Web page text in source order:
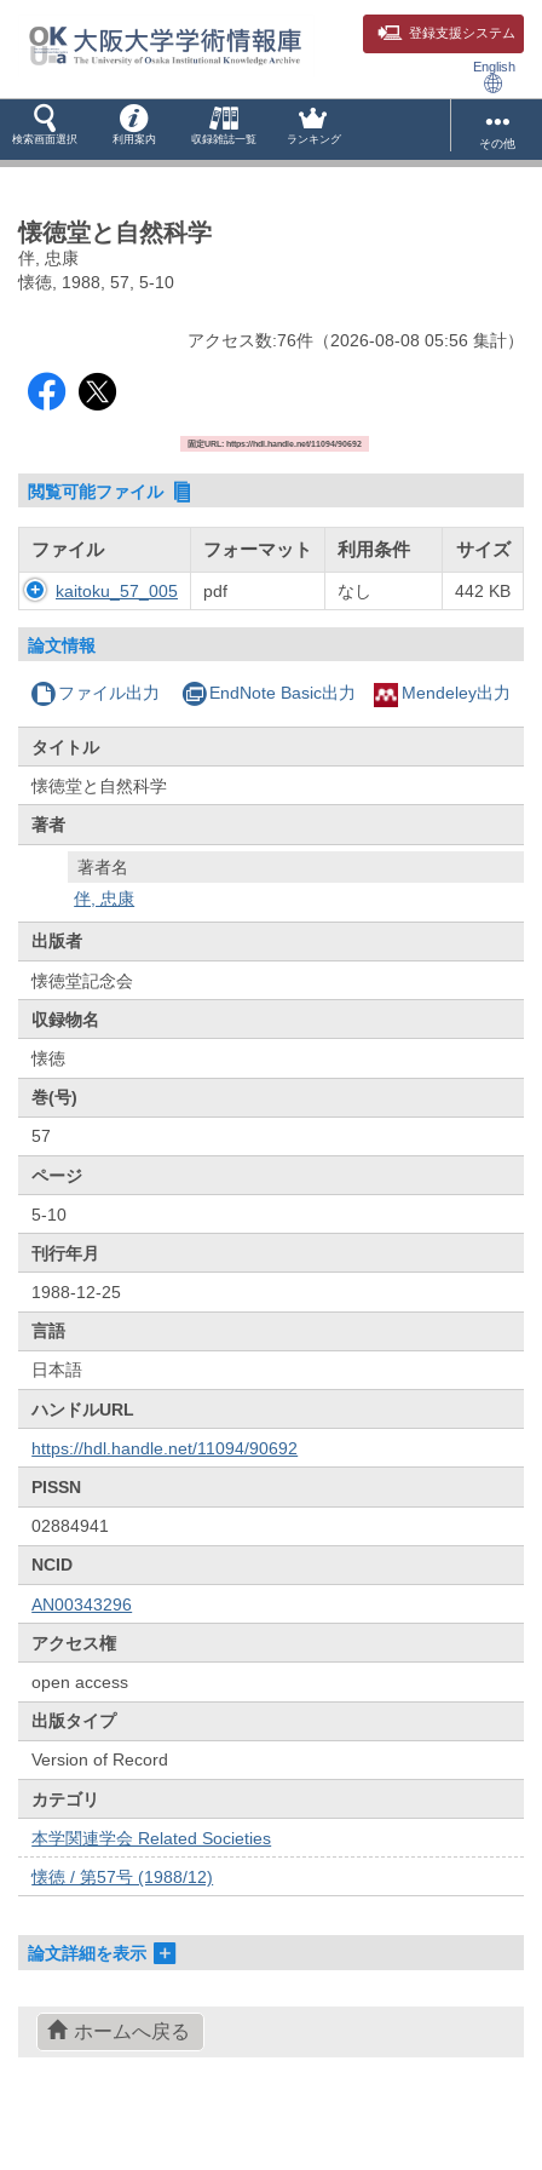
登録支援システム
English
検索画面選択 利用案内 収録雑誌一覧 ランキング その他
懐徳堂と自然科学
伴, 忠康
懐徳, 1988, 57, 5-10
アクセス数:76件 （2026-08-08 05:56 集計）
固定URL: https://hdl.handle.net/11094/90692
閲覧可能ファイル
ファイル フォーマット 利用条件 サイズ
kaitoku_57_005 pdf なし 442 KB
論文情報
ファイル出力 EndNote Basic出力 Mendeley出力
タイトル
懐徳堂と自然科学
著者
著者名
伴, 忠康
出版者
懐徳堂記念会
収録物名
懐徳
巻(号)
57
ページ
5-10
刊行年月
1988-12-25
言語
日本語
ハンドルURL
https://hdl.handle.net/11094/90692
PISSN
02884941
NCID
AN00343296
アクセス権
open access
出版タイプ
Version of Record
カテゴリ
本学関連学会 Related Societies
懐徳 / 第57号 (1988/12)
論文詳細を表示
ホームへ戻る